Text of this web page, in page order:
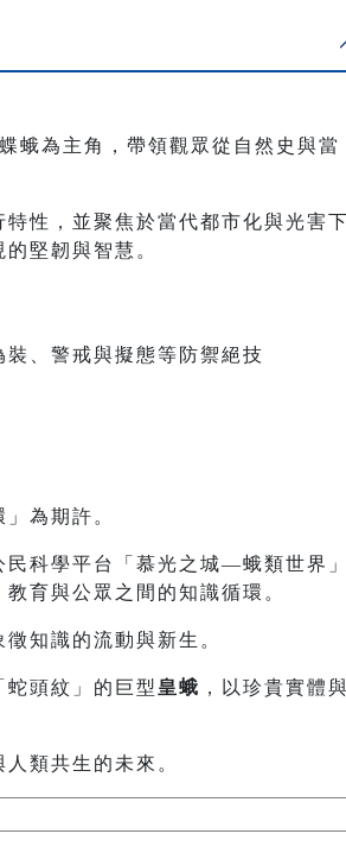
蛾為主角，帶領觀眾從自然史與當
性，並聚焦於當代都市化與光害
堅韌與智慧。
裝、警戒與擬態等防禦絕技
為期許。
科學平台「慕光之城—蛾類世界」
育與公眾之間的知識循環。
知識的流動與新生。
蛇頭紋」的巨型 皇蛾 ，以珍貴實體與
類共生的未來。